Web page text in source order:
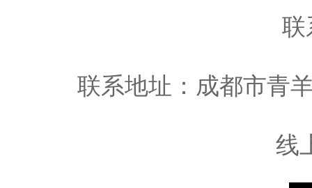
联
联系地址：成都市青
线